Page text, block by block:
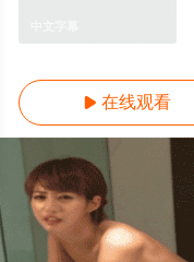
 在线观看